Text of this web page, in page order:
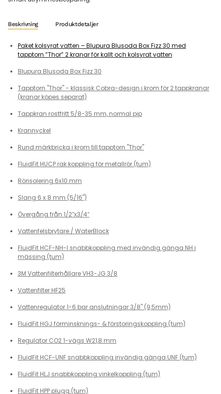
Beskrivning Produktdetaljer
Paket kolsyrat vatten – Blupura Blusoda Box Fizz 30 med
tapptorn ”Thor” 2 kranar för kallt och kolsyrat vatten
Blupura Blusoda Box Fizz 30
Tapptorn "Thor" - klassisk Cobra-design i krom för 2 tappkranar
(kranar köpes separat)
Tappkran rostfritt 5/8-35 mm, normal pip
Krannyckel
Rund märkbricka i krom till tapptorn "Thor"
FluidFit HUCP rak koppling för metallrör (tum)
Rörisolering 6x10 mm
Slang 6 x 8 mm (5/16")
Övergång från 1/2″x3/4″
Vattenfelsbrytare / WaterBlock
FluidFit HCF-NH-I snabbkoppling med invändig gänga NH i
mässing (tum)
3M Vattenfilterhållare VH3-JG 3/8
Vattenfilter HF25
Vattenregulator 1-6 bar anslutningar 3/8" (9,5mm)
FluidFit HGJ förminsknings- & förstoringskoppling (tum)
Regulator CO2 1-vägs W21,8 mm
FluidFit HCF-UNF snabbkoppling invändig gänga UNF (tum)
FluidFit HLJ snabbkoppling vinkelkoppling (tum)
FluidFit HPP plugg (tum)